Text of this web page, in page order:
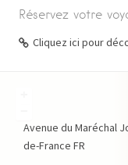
Réservez votre
Cliquez ici pour
Avenue du Maréchal
de-France FR